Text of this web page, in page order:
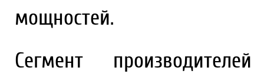
мощностей.
Сегмент